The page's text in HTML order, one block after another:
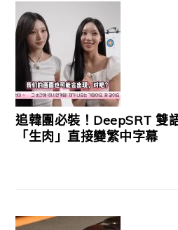
追韓團必裝！DeepSRT 雙
「生肉」直接變繁中字幕